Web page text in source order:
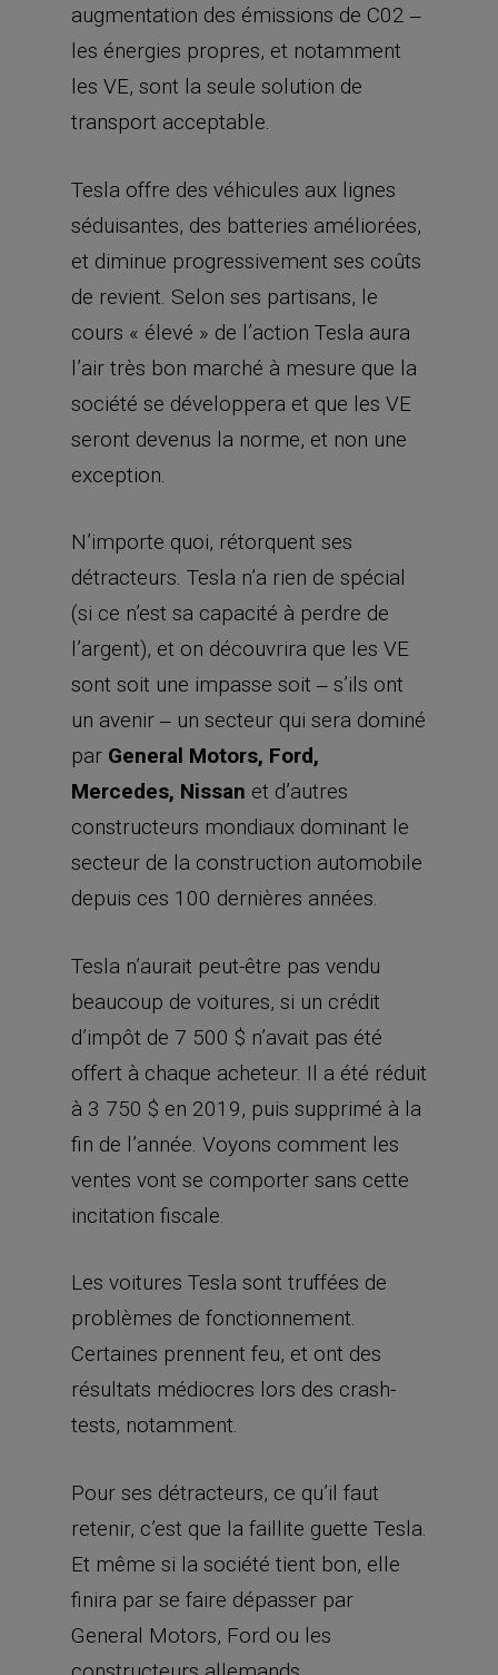
et diminue progressivement ses coûts
de revient. Selon ses partisans, le
cours « élevé » de l’action Tesla aura
l’air très bon marché à mesure que la
seront devenus la norme, et non une
N’importe quoi, rétorquent ses
détracteurs. Tesla n’a rien de spécial
(si ce n’est sa capacité à perdre de
l’argent), et on découvrira que les VE
sont soit une impasse soit ‒ s’ils ont
un avenir ‒ un secteur qui sera dominé
Mercedes, Nissan
et d’autres
constructeurs mondiaux dominant le
secteur de la construction automobile
depuis ces 100 dernières années.
Tesla n’aurait peut-être pas vendu
beaucoup de voitures, si un crédit
d’impôt de 7 500 $ n’avait pas été
offert à chaque acheteur. Il a été réduit
à 3 750 $ en 2019, puis supprimé à la
fin de l’année. Voyons comment les
incitation fiscale.
Les voitures Tesla sont truffées de
problèmes de fonctionnement.
Certaines prennent feu, et ont des
résultats médiocres lors des crash-
tests, notamment.
retenir, c’est que la faillite guette Tesla.
Et même si la société tient bon, elle
finira par se faire dépasser par
General Motors, Ford ou les
constructeurs allemands
plan de la conception et de la
production. À 510 $ l’action, TSLA
offre apparemment l’une des plus
belles opportunités de vente à
découvert de tous les temps.